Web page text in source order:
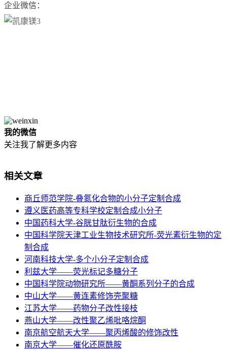
企业微信：
我的微信
关注我了解更多内容
相关文章
商丘师范学院-叠氮化合物的小分子定制合成
遵义医药高等专科学校定制合成小分子
​中国药科大学-谷胱甘肽衍生物的合成
中国科学院天津工业生物技术研究所-荧光素衍生物的定
制合成
河南科技大学-多个小分子定制合成
利兹大学——荧光标记多糖分子
中国科学院动物研究所——黄酮系列分子的合成
中山大学——黄连素修饰壳聚糖
江苏大学——药物分子改性接枝
燕山大学——改性聚乙烯吡咯烷酮
南京航空航天大学——聚丙烯酸的修饰改性
南京大学——催化还原酰胺